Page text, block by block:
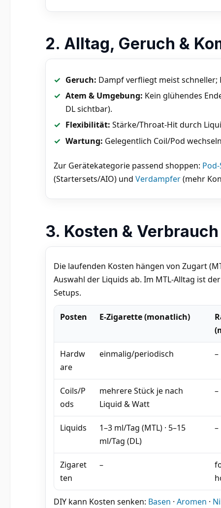
2. Alltag, Geruch &
Geruch: Dampf verfliegt meist
Atem & Umgebung: Kein glühendes
DL sichtbar).
Flexibilität: Stärke/Throat-Hit durch
Wartung: Gelegentlich Coil/Pod
Zur Gerätekategorie passend shoppen:
(Startersets/AIO) und Verdampfer(mehr
3. Kosten &
Die laufenden Kosten hängen von Zugart
Auswahl der Liquids ab. Im MTL-Alltag ist der
Setups.
Posten E-Zigarette (monatlich)
Hardw
are
einmalig/periodisch –
Coils/P
ods
mehrere Stück je nach
Liquid & Watt
–
Liquids
1–3 ml/Tag (MTL) · 5–15
ml/Tag (DL)
–
Zigaret
ten
–
DIY kann Kosten senken: Basen · Aromen ·